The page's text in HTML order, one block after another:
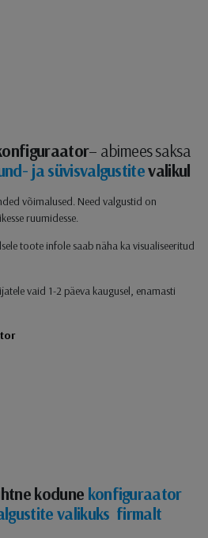
– abimees saksa
ja süvisvalgustitevalikul
võimalused. Need valgustid on
ruumidesse.
toote infole saab näha ka visualiseeritud
vaid 1-2 päeva kaugusel, enamasti
kodune konfiguraator
valikuks firmalt